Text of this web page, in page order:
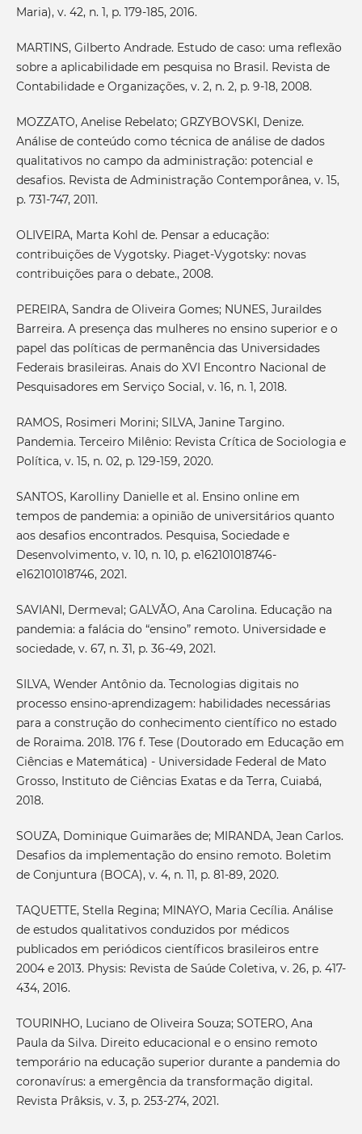
Maria), v. 42, n. 1, p. 179-185, 2016.
MARTINS, Gilberto Andrade. Estudo de caso: uma reflexão
sobre a aplicabilidade em pesquisa no Brasil. Revista de
Contabilidade e Organizações, v. 2, n. 2, p. 9-18, 2008.
MOZZATO, Anelise Rebelato; GRZYBOVSKI, Denize.
Análise de conteúdo como técnica de análise de dados
qualitativos no campo da administração: potencial e
desafios. Revista de Administração Contemporânea, v. 15,
p. 731-747, 2011.
OLIVEIRA, Marta Kohl de. Pensar a educação:
contribuições de Vygotsky. Piaget-Vygotsky: novas
contribuições para o debate., 2008.
PEREIRA, Sandra de Oliveira Gomes; NUNES, Juraildes
Barreira. A presença das mulheres no ensino superior e o
papel das políticas de permanência das Universidades
Federais brasileiras. Anais do XVI Encontro Nacional de
Pesquisadores em Serviço Social, v. 16, n. 1, 2018.
RAMOS, Rosimeri Morini; SILVA, Janine Targino.
Pandemia. Terceiro Milênio: Revista Crítica de Sociologia e
Política, v. 15, n. 02, p. 129-159, 2020.
SANTOS, Karolliny Danielle et al. Ensino online em
tempos de pandemia: a opinião de universitários quanto
aos desafios encontrados. Pesquisa, Sociedade e
Desenvolvimento, v. 10, n. 10, p. e162101018746-
e162101018746, 2021.
SAVIANI, Dermeval; GALVÃO, Ana Carolina. Educação na
pandemia: a falácia do “ensino” remoto. Universidade e
sociedade, v. 67, n. 31, p. 36-49, 2021.
SILVA, Wender Antônio da. Tecnologias digitais no
processo ensino-aprendizagem: habilidades necessárias
para a construção do conhecimento científico no estado
de Roraima. 2018. 176 f. Tese (Doutorado em Educação em
Ciências e Matemática) - Universidade Federal de Mato
Grosso, Instituto de Ciências Exatas e da Terra, Cuiabá,
2018.
SOUZA, Dominique Guimarães de; MIRANDA, Jean Carlos.
Desafios da implementação do ensino remoto. Boletim
de Conjuntura (BOCA), v. 4, n. 11, p. 81-89, 2020.
TAQUETTE, Stella Regina; MINAYO, Maria Cecília. Análise
de estudos qualitativos conduzidos por médicos
publicados em periódicos científicos brasileiros entre
2004 e 2013. Physis: Revista de Saúde Coletiva, v. 26, p. 417-
434, 2016.
TOURINHO, Luciano de Oliveira Souza; SOTERO, Ana
Paula da Silva. Direito educacional e o ensino remoto
temporário na educação superior durante a pandemia do
coronavírus: a emergência da transformação digital.
Revista Prâksis, v. 3, p. 253-274, 2021.